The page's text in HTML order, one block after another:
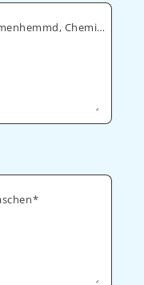
Zum Beispiel: Wasserabweisende, Flammenhemmd, Chemikalienabweisende